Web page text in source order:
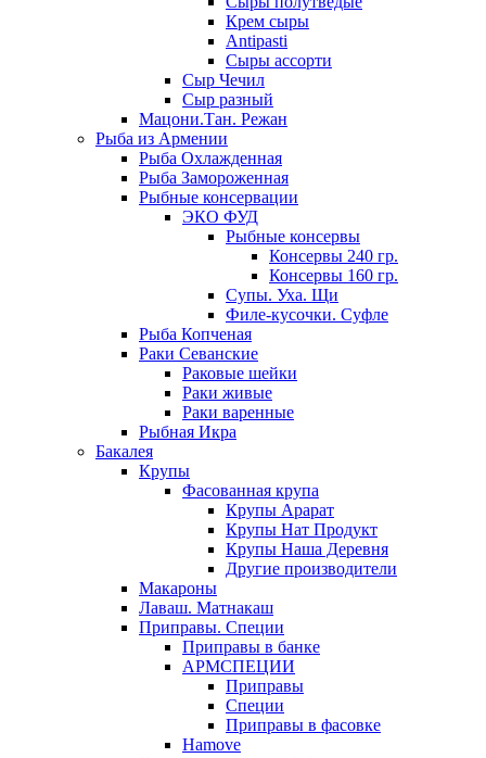
Крем сыры
Antipasti
Сыры ассорти
Сыр Чечил
Сыр разный
Мацони.Тан. Режан
Рыба из Армении
Рыба Охлажденная
Рыба Замороженная
Рыбные консервации
ЭКО ФУД
Рыбные консервы
Консервы 240 гр.
Консервы 160 гр.
Супы. Уха. Щи
Филе-кусочки. Суфле
Рыба Копченая
Раки Севанские
Раковые шейки
Раки живые
Раки варенные
Рыбная Икра
Бакалея
Крупы
Фасованная крупа
Крупы Арарат
Крупы Нат Продукт
Крупы Наша Деревня
Другие производители
Макароны
Лаваш. Матнакаш
Приправы. Специи
Приправы в банке
АРМСПЕЦИИ
Приправы
Специи
Приправы в фасовке
Hamove